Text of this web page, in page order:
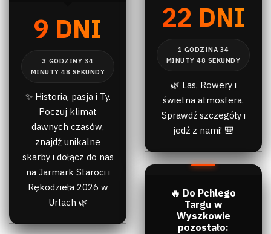
9 DNI
✨ Historia, pasja i Ty.
Poczuj klimat
dawnych czasów,
znajdź unikalne
skarby i dołącz do nas
na Jarmark Staroci i
Rękodzieła 2026 w
Urlach 🌿
22 DNI
🌿 Las, Rowery i
świetna atmosfera.
Sprawdź szczegóły i
jedź z nami! 🎒
🔥 Do Pchlego
Targu w
Wyszkowie
pozostało: